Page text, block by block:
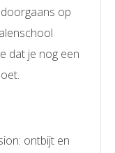
op
dat je nog een
ontbijt en